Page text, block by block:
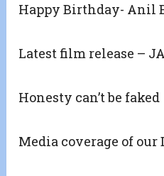
Happy Birthday- Anil
Latest film release –
Honesty can’t be faked
Media coverage of